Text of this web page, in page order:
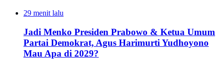
29 menit lalu
Jadi Menko Presiden Prabowo & Ketua Umum
Partai Demokrat, Agus Harimurti Yudhoyono
Mau Apa di 2029?